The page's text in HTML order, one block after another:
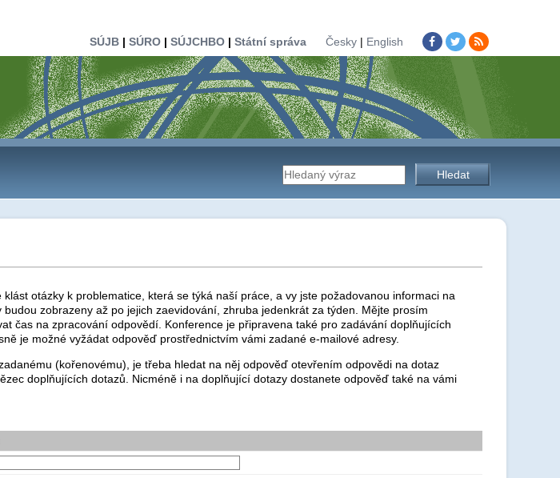
SÚJB| SÚRO| SÚJCHBO| Státní správa Česky| English
Vyhledávání
úřadu
otázky k problematice, která se týká naší práce, a vy jste požadovanou informaci na
zobrazeny až po jejich zaevidování, zhruba jedenkrát za týden. Mějte prosím
čas na zpracování odpovědí. Konference je připravena také pro zadávání doplňujících
je možné vyžádat odpověď prostřednictvím vámi zadané e-mailové adresy.
(kořenovému), je třeba hledat na něj odpověď otevřením odpovědi na dotaz
doplňujících dotazů. Nicméně i na doplňující dotazy dostanete odpověď také na vámi